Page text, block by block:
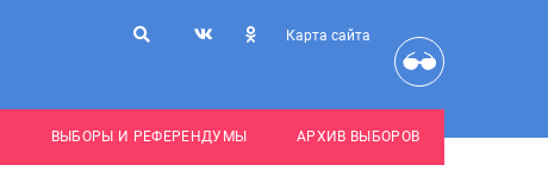
Карта сайта
ВЫБОРЫ И РЕФЕРЕНДУМЫ АРХИВ ВЫБОРОВ